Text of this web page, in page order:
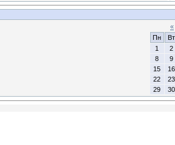
«
Пн
Вт
1
2
8
9
15
16
22
23
29
30